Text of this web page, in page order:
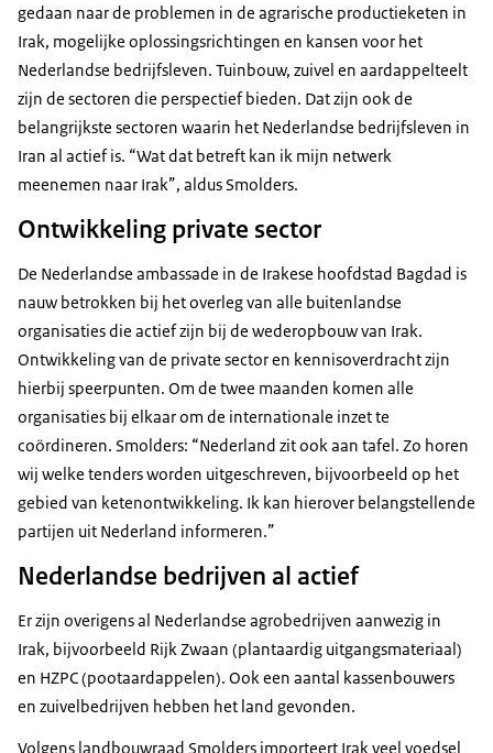
gedaan naar de problemen in de agrarische productieketen in
Irak, mogelijke oplossingsrichtingen en kansen voor het
Nederlandse bedrijfsleven. Tuinbouw, zuivel en aardappelteelt
zijn de sectoren die perspectief bieden. Dat zijn ook de
belangrijkste sectoren waarin het Nederlandse bedrijfsleven in
Iran al actief is. “Wat dat betreft kan ik mijn netwerk
meenemen naar Irak”, aldus Smolders.
Ontwikkeling private sector
De Nederlandse ambassade in de Irakese hoofdstad Bagdad is
nauw betrokken bij het overleg van alle buitenlandse
organisaties die actief zijn bij de wederopbouw van Irak.
Ontwikkeling van de private sector en kennisoverdracht zijn
hierbij speerpunten. Om de twee maanden komen alle
organisaties bij elkaar om de internationale inzet te
coördineren. Smolders: “Nederland zit ook aan tafel. Zo horen
wij welke tenders worden uitgeschreven, bijvoorbeeld op het
gebied van ketenontwikkeling. Ik kan hierover belangstellende
partijen uit Nederland informeren.”
Nederlandse bedrijven al actief
Er zijn overigens al Nederlandse agrobedrijven aanwezig in
Irak, bijvoorbeeld Rijk Zwaan (plantaardig uitgangsmateriaal)
en HZPC (pootaardappelen). Ook een aantal kassenbouwers
en zuivelbedrijven hebben het land gevonden.
Volgens landbouwraad Smolders importeert Irak veel voedsel